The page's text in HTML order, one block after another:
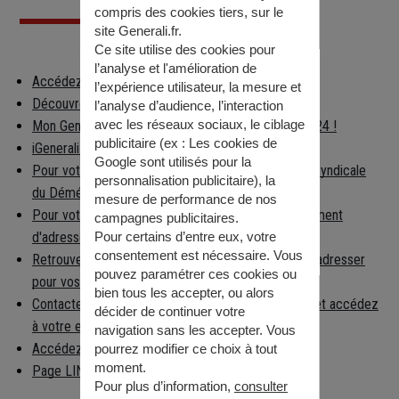
Accédez à votre espace client
Découvrez les applications Generali
Mon Generali : en relation avec votre assureur 24h/24 !
iGenerali : votre épargne dans votre poche !
Pour votre déménagement, consultez la Chambre Syndicale
du Déménagement
Pour votre déménagement, déclarez votre changement
d'adresse
Retrouvez facilement la préfecture à laquelle vous adresser
pour vos démarches
Contactez la caisse nationale d'Assurance Maladie et accédez
à votre espace per…
Accédez aux informations règlementaires
Page LINKEDIN
compris des cookies tiers, sur le
site Generali.fr.
Ce site utilise des cookies pour
l’analyse et l'amélioration de
l’expérience utilisateur, la mesure et
l’analyse d’audience, l’interaction
avec les réseaux sociaux, le ciblage
publicitaire (ex : Les cookies de
Google sont utilisés pour la
personnalisation publicitaire), la
mesure de performance de nos
campagnes publicitaires.
Pour certains d’entre eux, votre
consentement est nécessaire. Vous
pouvez paramétrer ces cookies ou
bien tous les accepter, ou alors
décider de continuer votre
navigation sans les accepter. Vous
pourrez modifier ce choix à tout
moment.
Pour plus d’information, consulter